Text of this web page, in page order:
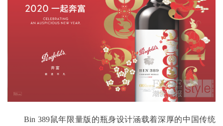
Bin 389鼠年限量版的瓶身设计涵载着深厚的中国传统